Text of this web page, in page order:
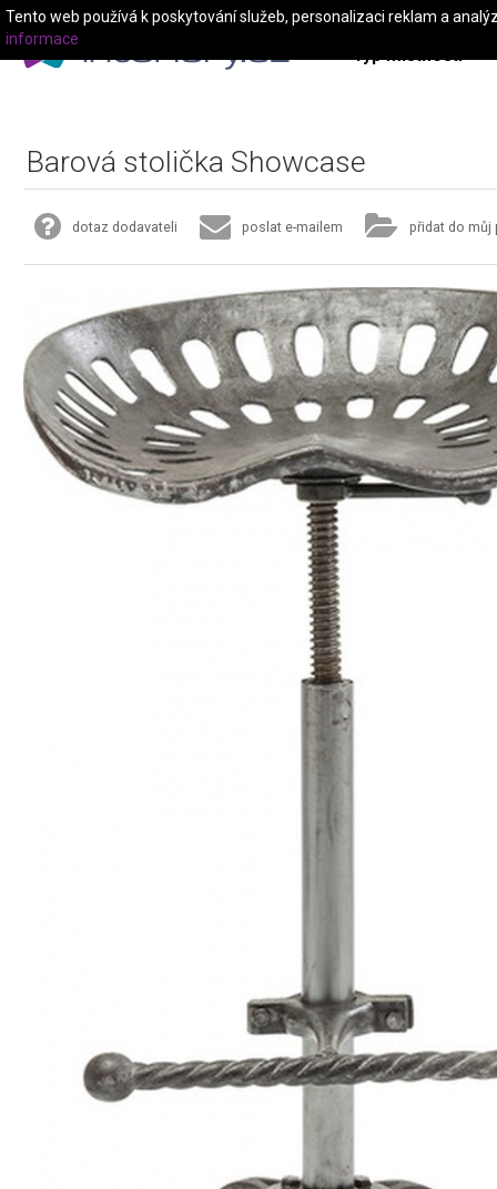
Typ místnosti
Barová stolička Showcase
dotaz dodavateli poslat e-mailem přidat do můj
Tento web používá k poskytování služeb, personalizaci reklam a
informace